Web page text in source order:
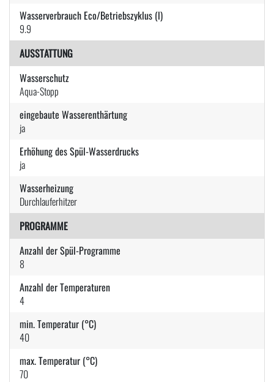
Wasserverbrauch Eco/Betriebszyklus (l)
9.9
AUSSTATTUNG
Wasserschutz
Aqua-Stopp
eingebaute Wasserenthärtung
ja
Erhöhung des Spül-Wasserdrucks
ja
Wasserheizung
Durchlauferhitzer
PROGRAMME
Anzahl der Spül-Programme
8
Anzahl der Temperaturen
4
min. Temperatur (°C)
40
max. Temperatur (°C)
70